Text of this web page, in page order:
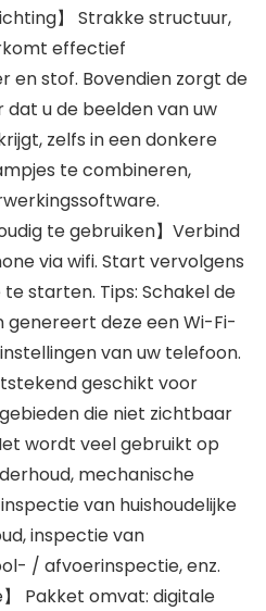
】 Strakke structuur,
effectief
en stof. Bovendien zorgt de
u de beelden van uw
zelfs in een donkere
te combineren,
te gebruiken】Verbind
via wifi. Start vervolgens
starten. Tips: Schakel de
genereert deze een Wi-Fi-
van uw telefoon.
geschikt voor
die niet zichtbaar
wordt veel gebruikt op
mechanische
van huishoudelijke
inspectie van
/ afvoerinspectie, enz.
】 Pakket omvat: digitale